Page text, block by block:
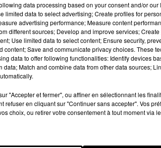
data processing based on your consent and/or
limited data to select advertising; Create profiles for
advertising performance; Measure content
different sources; Develop and improve services;
Use limited data to select content; Ensure security,
content; Save and communicate privacy choices. These
data to offer following functionalities: Identify devices
Match and combine data from other data sources;
"Accepter et fermer", ou affiner en sélectionnant les
refuser en cliquant sur "Continuer sans accepter". Vos
choix, ou retirer votre consentement à tout moment via